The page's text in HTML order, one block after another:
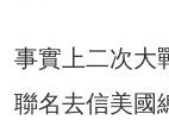
事實上二次大
聯名去信美國